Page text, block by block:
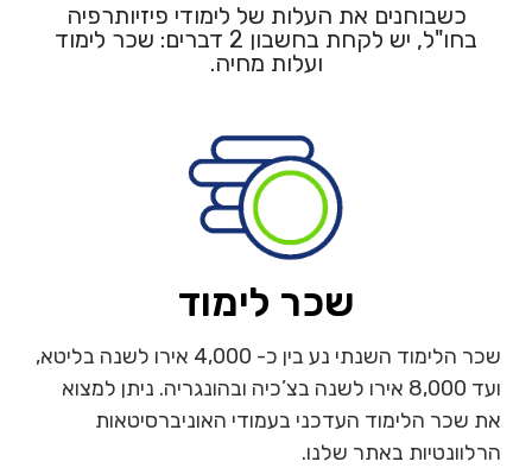
כשבוחנים את העלות של לימודי פיזיותרפיה
בחו"ל, יש לקחת בחשבון 2 דברים: שכר לימוד
ועלות מחיה.
שכר לימוד
שכר הלימוד השנתי נע בין כ- 4,000 אירו לשנה בליטא,
ועד 8,000 אירו לשנה בצ’כיה ובהונגריה. ניתן למצוא
את שכר הלימוד העדכני בעמודי האוניברסיטאות
הרלוונטיות באתר שלנו.